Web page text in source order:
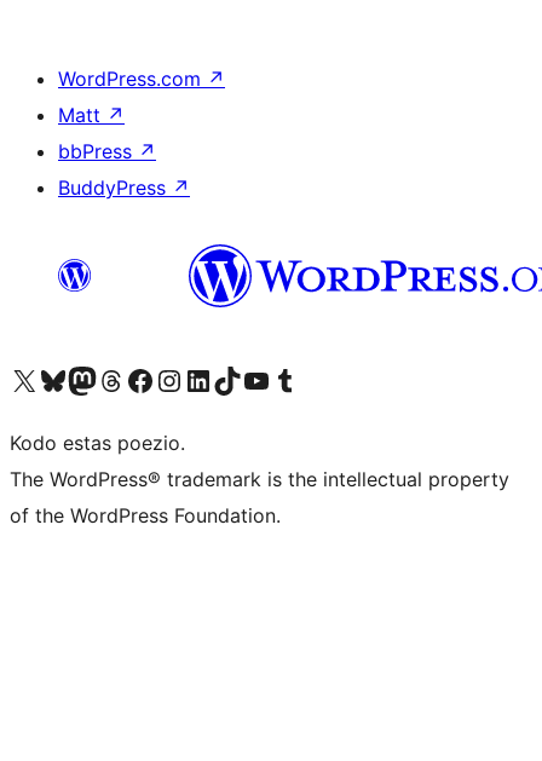
WordPress.com ↗
Matt ↗
bbPress ↗
BuddyPress ↗
Visit our X (formerly Twitter) account
Visit our Bluesky account
Visit our Mastodon account
Visit our Threads account
Visit our Facebook page
Visit our Instagram account
Visit our LinkedIn account
Visit our TikTok account
Visit our YouTube channel
Visit our Tumblr account
Kodo estas poezio.
The WordPress® trademark is the intellectual property
of the WordPress Foundation.